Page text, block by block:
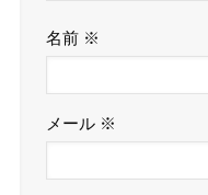
名前 ※
メール ※